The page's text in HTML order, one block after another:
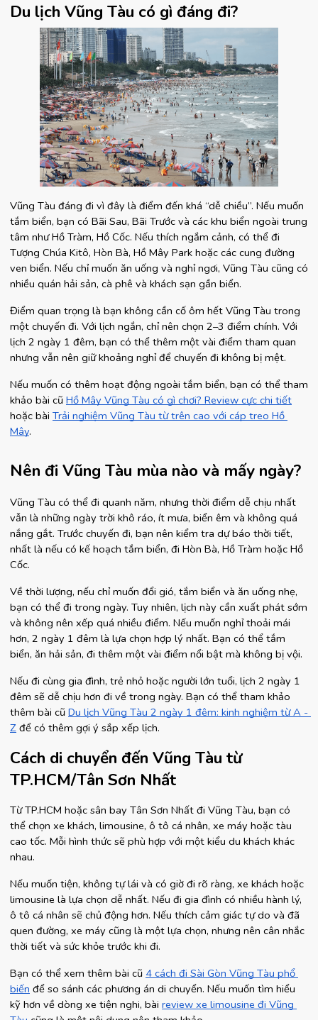
Du lịch Vũng Tàu có gì đáng đi?
Vũng Tàu đáng đi vì đây là điểm đến khá “dễ chiều”. Nếu muốn
tắm biển, bạn có Bãi Sau, Bãi Trước và các khu biển ngoài trung
tâm như Hồ Tràm, Hồ Cốc. Nếu thích ngắm cảnh, có thể đi
Tượng Chúa Kitô, Hòn Bà, Hồ Mây Park hoặc các cung đường
ven biển. Nếu chỉ muốn ăn uống và nghỉ ngơi, Vũng Tàu cũng có
nhiều quán hải sản, cà phê và khách sạn gần biển.
Điểm quan trọng là bạn không cần cố ôm hết Vũng Tàu trong
một chuyến đi. Với lịch ngắn, chỉ nên chọn 2–3 điểm chính. Với
lịch 2 ngày 1 đêm, bạn có thể thêm một vài điểm tham quan
nhưng vẫn nên giữ khoảng nghỉ để chuyến đi không bị mệt.
Nếu muốn có thêm hoạt động ngoài tắm biển, bạn có thể tham
khảo bài cũ Hồ Mây Vũng Tàu có gì chơi? Review cực chi tiết
hoặc bài Trải nghiệm Vũng Tàu từ trên cao với cáp treo Hồ
Mây.
Nên đi Vũng Tàu mùa nào và mấy ngày?
Vũng Tàu có thể đi quanh năm, nhưng thời điểm dễ chịu nhất
vẫn là những ngày trời khô ráo, ít mưa, biển êm và không quá
nắng gắt. Trước chuyến đi, bạn nên kiểm tra dự báo thời tiết,
nhất là nếu có kế hoạch tắm biển, đi Hòn Bà, Hồ Tràm hoặc Hồ
Cốc.
Về thời lượng, nếu chỉ muốn đổi gió, tắm biển và ăn uống nhẹ,
bạn có thể đi trong ngày. Tuy nhiên, lịch này cần xuất phát sớm
và không nên xếp quá nhiều điểm. Nếu muốn nghỉ thoải mái
hơn, 2 ngày 1 đêm là lựa chọn hợp lý nhất. Bạn có thể tắm
biển, ăn hải sản, đi thêm một vài điểm nổi bật mà không bị vội.
Nếu đi cùng gia đình, trẻ nhỏ hoặc người lớn tuổi, lịch 2 ngày 1
đêm sẽ dễ chịu hơn đi về trong ngày. Bạn có thể tham khảo
thêm bài cũ Du lịch Vũng Tàu 2 ngày 1 đêm: kinh nghiệm từ A -
Z để có thêm gợi ý sắp xếp lịch.
Cách di chuyển đến Vũng Tàu từ
TP.HCM/Tân Sơn Nhất
Từ TP.HCM hoặc sân bay Tân Sơn Nhất đi Vũng Tàu, bạn có
thể chọn xe khách, limousine, ô tô cá nhân, xe máy hoặc tàu
cao tốc. Mỗi hình thức sẽ phù hợp với một kiểu du khách khác
nhau.
Nếu muốn tiện, không tự lái và có giờ đi rõ ràng, xe khách hoặc
limousine là lựa chọn dễ nhất. Nếu đi gia đình có nhiều hành lý,
ô tô cá nhân sẽ chủ động hơn. Nếu thích cảm giác tự do và đã
quen đường, xe máy cũng là một lựa chọn, nhưng nên cân nhắc
thời tiết và sức khỏe trước khi đi.
Bạn có thể xem thêm bài cũ 4 cách đi Sài Gòn Vũng Tàu phổ
biến để so sánh các phương án di chuyển. Nếu muốn tìm hiểu
kỹ hơn về dòng xe tiện nghi, bài review xe limousine đi Vũng